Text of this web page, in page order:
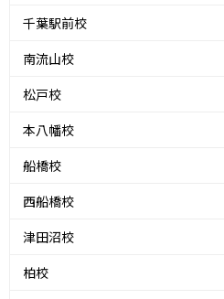
千葉駅前校
南流山校
松戸校
本八幡校
船橋校
西船橋校
津田沼校
柏校